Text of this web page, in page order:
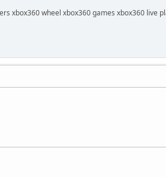
xbox360 wheel xbox360 games xbox360 live